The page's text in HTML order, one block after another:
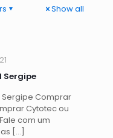
Show all
Sergipe
Comprar
Cytotec ou
com um
[…]